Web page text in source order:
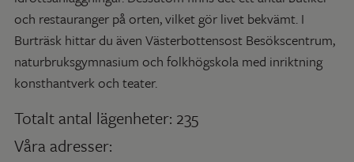
och restauranger på orten, vilket gör livet bekvämt. I
Burträsk hittar du även Västerbottensost Besökscentrum,
naturbruksgymnasium och folkhögskola med inriktning
konsthantverk och teater.
Totalt antal lägenheter: 235
Våra adresser: